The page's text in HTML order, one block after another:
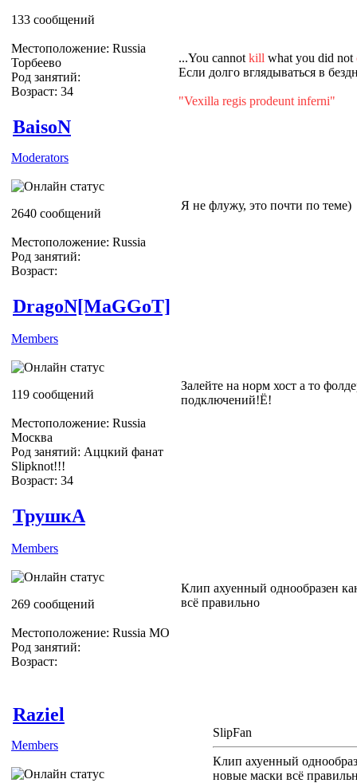
133 сообщений
Местоположение: Russia
Торбеево
Род занятий:
Возраст: 34
...You cannot kill what you did not
Если долго вглядываться в
"Vexilla regis prodeunt inferni"
BaisoN
Moderators
2640 сообщений
Местоположение: Russia
Род занятий:
Возраст:
Я не флужу, это почти по теме)
DragoN[MaGGoT]
Members
119 сообщений
Местоположение: Russia
Москва
Род занятий: Аццкий фанат
Slipknot!!!
Возраст: 34
Залейте на норм хост а то
подключений!Ё!
ТрушкА
Members
269 сообщений
Местоположение: Russia МО
Род занятий:
Возраст:
Клип ахуенный однообразен
всё правильно
Raziel
Members
SlipFan
Клип ахуенный
новые маски всё